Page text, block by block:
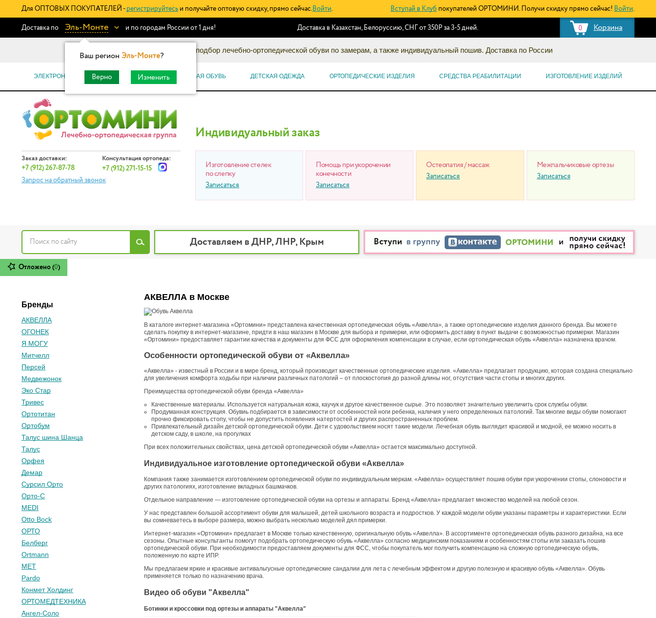
Для ОПТОВЫХ ПОКУПАТЕЛЕЙ - регистрируйтесь и получайте оптовую скидку, прямо сейчас.Войти. Вступай в Клуб покупателей ОРТОМИНИ. Получи скидку прямо сейчас! Войти.
Доставка по Эль-Монте
Ваш регион Эль-Монте?
Верно Изменить
и по городам России от 1 дня! 0 Корзина
Доставка в Казахстан, Белоруссию, СНГ от 350Р за 3-5 дней.
Информационный каталог: подбор лечебно-ортопедической обуви по замерам, а также индивидуальный пошив. Доставка по России
ЭЛЕКТРОННЫЕ СЕРТИФИКАТЫ ОРТОПЕДИЧЕСКАЯ ОБУВЬ ДЕТСКАЯ ОДЕЖДА ОРТОПЕДИЧЕСКИЕ ИЗДЕЛИЯ СРЕДСТВА РЕАБИЛИТАЦИИ ИЗГОТОВЛЕНИЕ ИЗДЕЛИЙ
Заказ доставки:
+7 (912) 267-87-78
Консультация ортопеда:
+7 (912) 271-15-15
Запрос на обратный звонок
Индивидуальный заказ
Изготовление стелек
по слепку
Записаться
Помощь при укорочении
конечности
Записаться
Остеопатия / массаж
Записаться
Межпальчиковые ортезы
Записаться
Доставляем в ДНР, ЛНР, Крым
Отложено (0)
Бренды
АКВЕЛЛА
ОГОНЕК
Я МОГУ
Митчелл
Персей
Медвежонок
Эко Стар
Тривес
Ортотитан
Ортобум
Талус шина Шанца
Талус
Орфея
Демар
Сурсил Орто
Орто-С
MEDI
Otto Bock
ОРТО
Белберг
Ortmann
МЕТ
Pardo
Конмет Холдинг
ОРТОМЕДТЕХНИКА
Ангел-Соло
АКВЕЛЛА в Москве
В каталоге интернет-магазина «Ортомини» представлена качественная ортопедическая обувь «Аквелла», а также ортопедические изделия данного бренда. Вы можете
сделать покупку в интернет-магазине, придти в наш магазин в Москве для выбора и примерки, или оформить доставку в пункт выдачи с возможностью примерки. Магазин
«Ортомини» предоставляет гарантии качества и документы для ФСС для оформления компенсации в случае, если ортопедическая обувь «Аквелла» назначена врачом.
Особенности ортопедической обуви от «Аквелла»
«Аквелла» - известный в России и в мире бренд, который производит качественные ортопедические изделия. «Аквелла» предлагает продукцию, которая создана специально
для увеличения комфорта ходьбы при наличии различных патологий – от плоскостопия до разной длины ног, отсутствия части стопы и многих других.
Преимущества ортопедической обуви бренда «Аквелла»
Качественные материалы. Используется натуральная кожа, каучук и другое качественное сырье. Это позволяет значительно увеличить срок службы обуви.
Продуманная конструкция. Обувиь подбирается в зависимости от особенностей ноги ребенка, наличия у него определенных патологий. Так многие виды обуви помогают
прочно фиксировать стопу, чтобы не допустить появления натертостей и других распространенных проблем.
Привлекательный дизайн детской ортопедической обуви. Дети с удовольствием носят такие модели. Лечебная обувь выглядит красивой и модной, ее можно носить в
детском саду, в школе, на прогулках
При всех положительных свойствах, цена детской ортопедической обуви «Аквелла» остается максимально доступной.
Индивидуальное изготовление ортопедической обуви «Аквелла»
Компания также занимается изготовлением ортопедической обуви по индивидуальным меркам. «Аквелла» осуществляет пошив обуви при укорочении стопы, слоновости и
других патологиях, изготовление вкладных башмачков.
Отдельное направление — изготовление ортопедической обуви на ортезы и аппараты. Бренд «Аквелла» предлагает множество моделей на любой сезон.
У нас представлен большой ассортимент обуви для малышей, детей школьного возраста и подростков. У каждой модели обуви указаны параметры и характеристики. Если
вы сомневаетесь в выборе размера, можно выбрать несколько моделей дял примерки.
Интернет-магазин «Ортомини» предлагает в Москве только качественную, оригинальную обувь «Аквелла». В ассортименте ортопедическая обувь разного дизайна, на все
сезоны. Опытные консультанты помогут подобрать ортопедическую обувь «Аквелла» согласно медицинским показаниям и особенностям стопы или заказать пошив
ортопедической обуви. При необходимости предоставляем документы для ФСС, чтобы покупатель мог получить компенсацию на сложную ортопедическую обувь,
положенную по карте ИПР.
Мы предлагаем яркие и красивые антивальгусные ортопедические сандалии для лета с лечебным эффектом и другую полезную и красивую обувь «Аквелла». Обувь
применяется только по назначению врача.
Видео об обуви "Аквелла"
Ботинки и кроссовки под ортезы и аппараты "Аквелла"